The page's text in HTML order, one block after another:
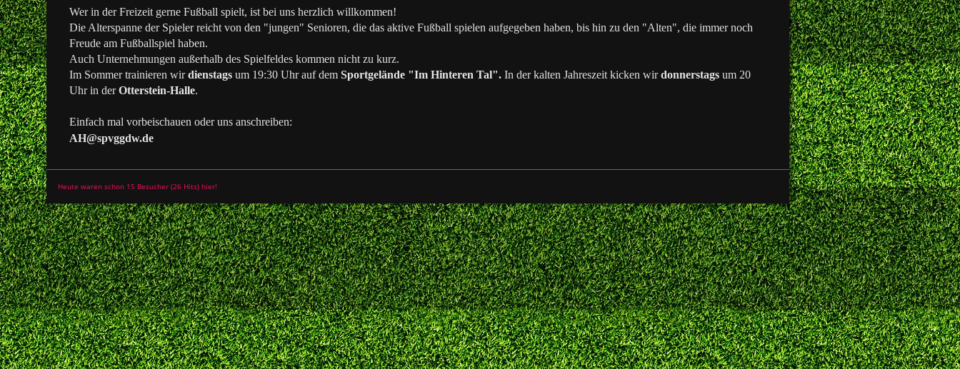
Wer in der Freizeit gerne Fußball spielt, ist bei uns herzlich willkommen!
Die Alterspanne der Spieler reicht von den "jungen" Senioren, die das aktive Fußball spielen aufgegeben haben, bis hin zu den "Alten", die immer noch
Freude am Fußballspiel haben.
Auch Unternehmungen außerhalb des Spielfeldes kommen nicht zu kurz.
Im Sommer trainieren wirdienstagsum 19:30 Uhr auf dem Sportgelände "Im Hinteren Tal". In der kalten Jahreszeit kicken wirdonnerstagsum 20
Uhr in derOtterstein-Halle.
Einfach mal vorbeischauen oder uns anschreiben:
AH@spvggdw.de
Heute waren schon 15 Besucher (26 Hits) hier!